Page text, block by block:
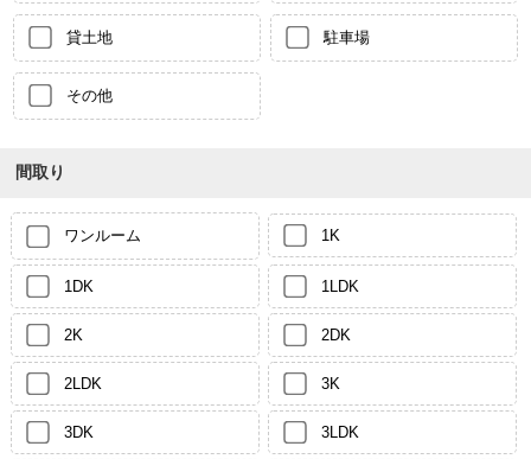
貸土地 駐車場
その他
間取り
ワンルーム 1K
1DK 1LDK
2K 2DK
2LDK 3K
3DK 3LDK